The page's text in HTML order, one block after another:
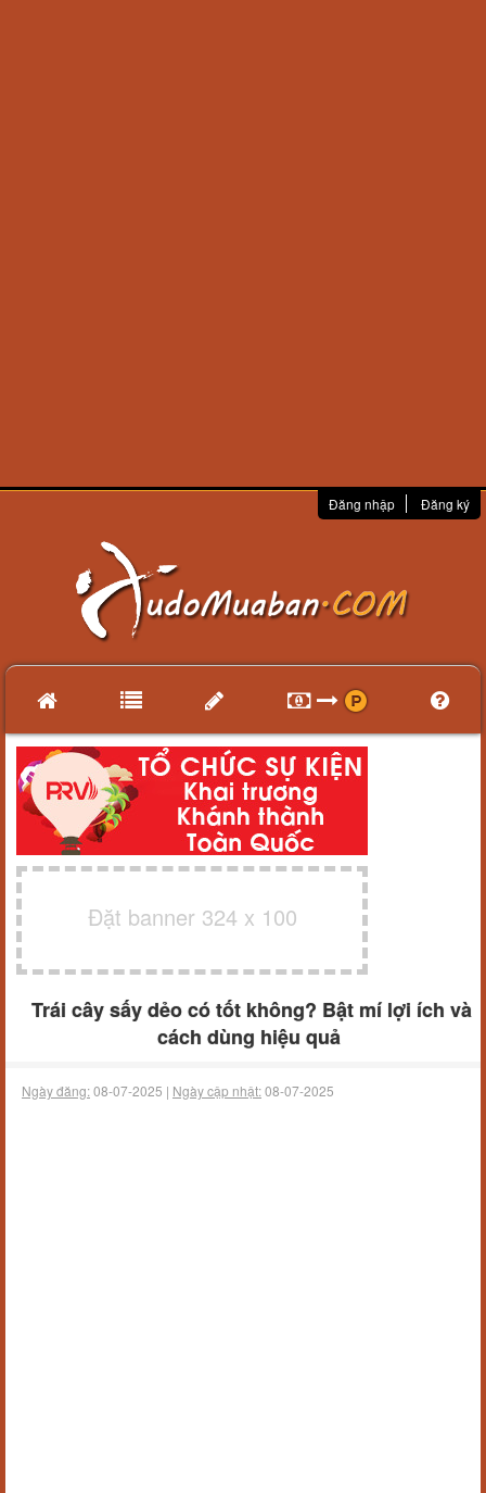
Đăng nhập Đăng ký
Đặt banner 324 x 100
Trái cây sấy dẻo có tốt không? Bật mí lợi ích và
cách dùng hiệu quả
Ngày đăng:08-07-2025 | Ngày cập nhật:08-07-2025